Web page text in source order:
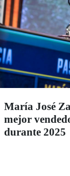
María José
mejor
durante 2025